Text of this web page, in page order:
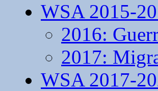
WSA 2015-
2016:
2017:
WSA 2017-